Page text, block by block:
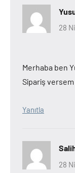
28
Merhaba ben
Sipariş
Yanıtla
28